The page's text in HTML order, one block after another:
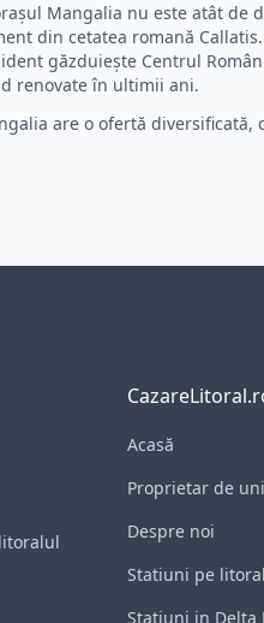
Mangalia nu este atât de
din cetatea romană
găzduiește Centrul
renovate în ultimii ani.
are o ofertă
Acasă
Proprietar de
Despre noi
Statiuni pe litoral
Statiuni in Delta